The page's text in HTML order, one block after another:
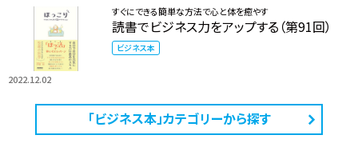
2022.12.02
すぐにできる簡単な方法で心と体を癒やす
読書でビジネス力をアップする（第91回）
ビジネス本
「ビジネス本」カテゴリーから探す